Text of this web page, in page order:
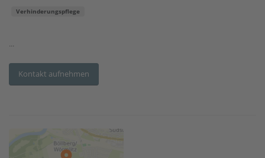
Verhinderungspflege
...
Kontakt aufnehmen